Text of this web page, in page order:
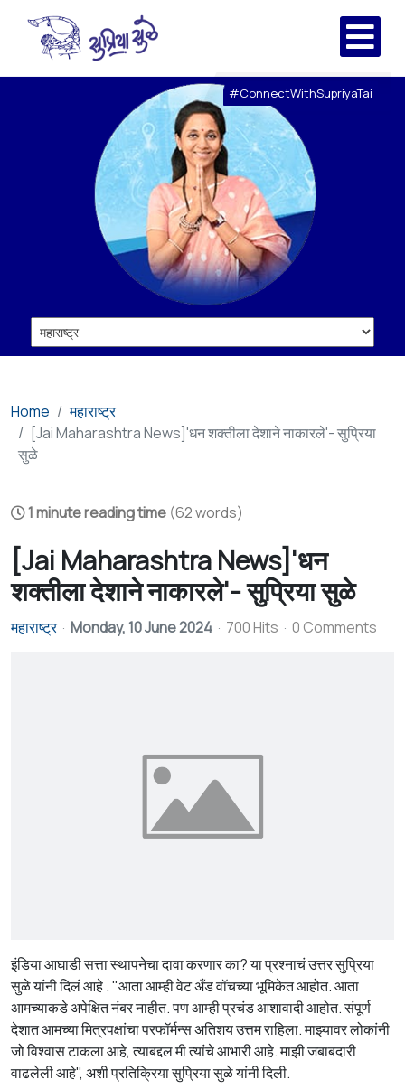
#ConnectWithSupriyaTai
Home
महाराष्ट्र
[Jai Maharashtra News]'धन शक्तीला देशाने नाकारले'- सुप्रिया
सुळे
1 minute reading time (62 words)
[Jai Maharashtra News]'धन
शक्तीला देशाने नाकारले'- सुप्रिया सुळे
महाराष्ट्र Monday, 10 June 2024 700 Hits 0 Comments
इंडिया आघाडी सत्ता स्थापनेचा दावा करणार का? या प्रश्नाचं उत्तर सुप्रिया
सुळे यांनी दिलं आहे . "आता आम्ही वेट अँड वॉचच्या भूमिकेत आहोत. आता
आमच्याकडे अपेक्षित नंबर नाहीत. पण आम्ही प्रचंड आशावादी आहोत. संपूर्ण
देशात आमच्या मित्रपक्षांचा परफॉर्मन्स अतिशय उत्तम राहिला. माझ्यावर लोकांनी
जो विश्वास टाकला आहे, त्याबद्दल मी त्यांचे आभारी आहे. माझी जबाबदारी
वाढलेली आहे", अशी प्रतिक्रिया सुप्रिया सुळे यांनी दिली.